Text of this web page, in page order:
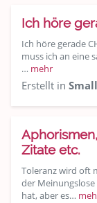
Ich höre
Ich höre gerade
muss ich an eine
… mehr
Erstellt in
Zitate etc.
Toleranz wird oft
der
hat, aber es…